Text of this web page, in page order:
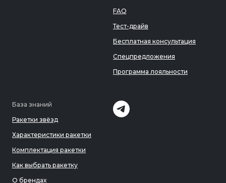
FAQ
Тест-драйв
Бесплатная консультация
Спецпредложения
Программа лояльности
База знаний
Ракетки звёзд
Характеристики ракетки
Комплектация ракетки
Как выбрать ракетку
О брендах